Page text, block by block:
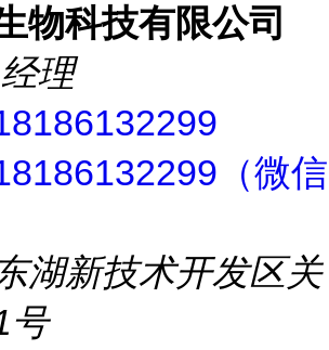
物科技有限公司
理
（微信
湖新技术开发区关
号